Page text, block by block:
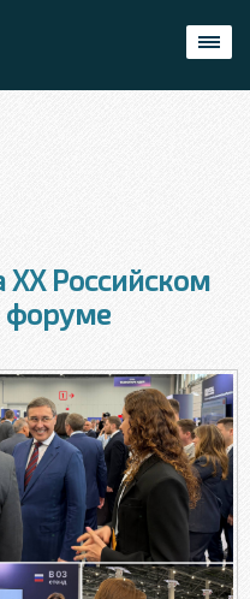
XX Российском
форуме